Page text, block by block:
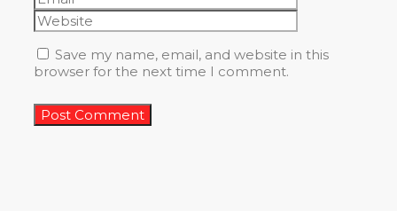
Save my name, email, and website in this
browser for the next time I comment.